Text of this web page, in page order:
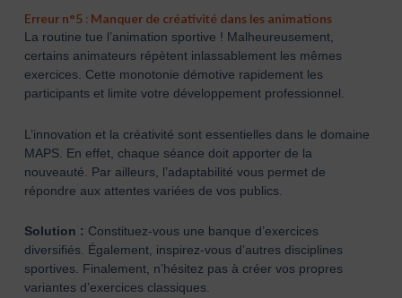
Erreur n°5 : Manquer de créativité dans les animations
La routine tue l’animation sportive ! Malheureusement,
certains animateurs répètent inlassablement les mêmes
exercices. Cette monotonie démotive rapidement les
participants et limite votre développement professionnel.
L’innovation et la créativité sont essentielles dans le domaine
MAPS. En effet, chaque séance doit apporter de la
nouveauté. Par ailleurs, l’adaptabilité vous permet de
répondre aux attentes variées de vos publics.
Solution : Constituez-vous une banque d’exercices
diversifiés. Également, inspirez-vous d’autres disciplines
sportives. Finalement, n’hésitez pas à créer vos propres
variantes d’exercices classiques.